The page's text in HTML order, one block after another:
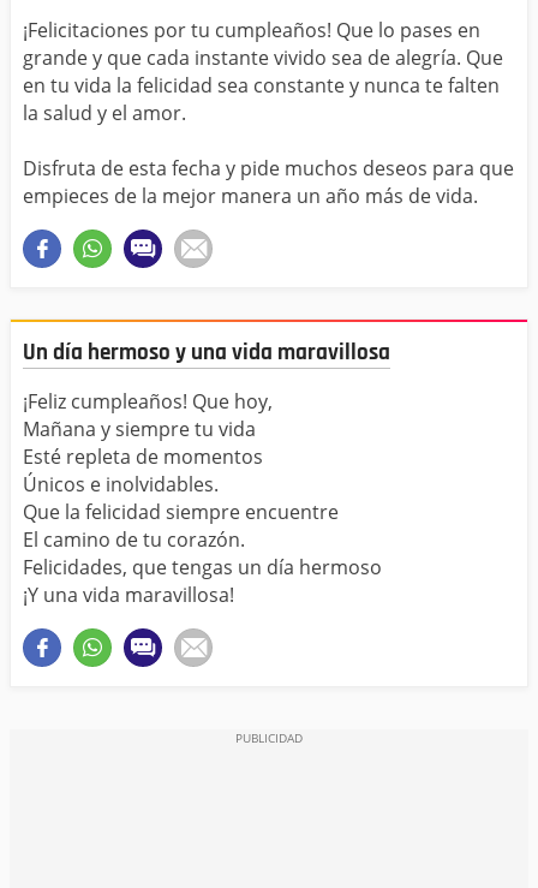
¡Felicitaciones por tu cumpleaños! Que lo pases en
grande y que cada instante vivido sea de alegría. Que
en tu vida la felicidad sea constante y nunca te falten
la salud y el amor.
Disfruta de esta fecha y pide muchos deseos para que
empieces de la mejor manera un año más de vida.
Un día hermoso y una vida maravillosa
¡Feliz cumpleaños! Que hoy,
Mañana y siempre tu vida
Esté repleta de momentos
Únicos e inolvidables.
Que la felicidad siempre encuentre
El camino de tu corazón.
Felicidades, que tengas un día hermoso
¡Y una vida maravillosa!